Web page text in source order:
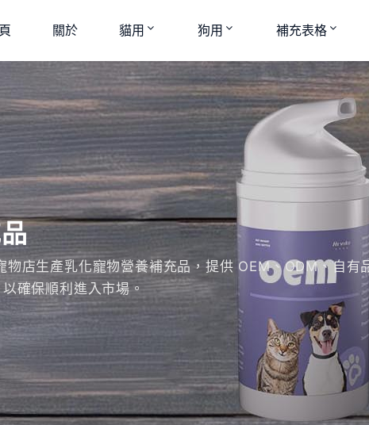
關於 貓用 狗用 補充表格
店生產乳化寵物營養補充品，提供 OEM、ODM、自
確保順利進入市場。